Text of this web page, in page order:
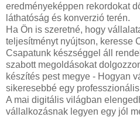
eredményeképpen rekordokat
láthatóság és konverzió terén.
Ha Ön is szeretné, hogy
teljesítményt nyújtson, keresse
Csapatunk készséggel áll
szabott megoldásokat
készítés pest megye - Hogyan
sikeresebbé egy
A mai digitális világban
vállalkozásnak legyen egy jól